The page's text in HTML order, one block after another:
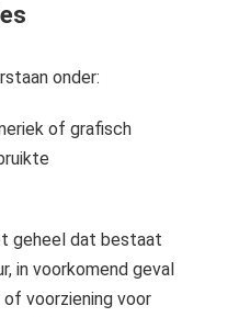
onder:
of grafisch
geheel dat bestaat
in voorkomend geval
voorziening voor